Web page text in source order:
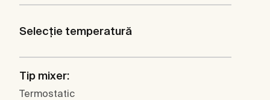
Selecţie temperatură
Tip mixer:
Termostatic